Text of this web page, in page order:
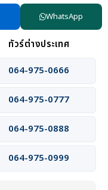
WhatsApp
ทัวร์ต่างประเทศ
064-975-0666
064-975-0777
064-975-0888
064-975-0999